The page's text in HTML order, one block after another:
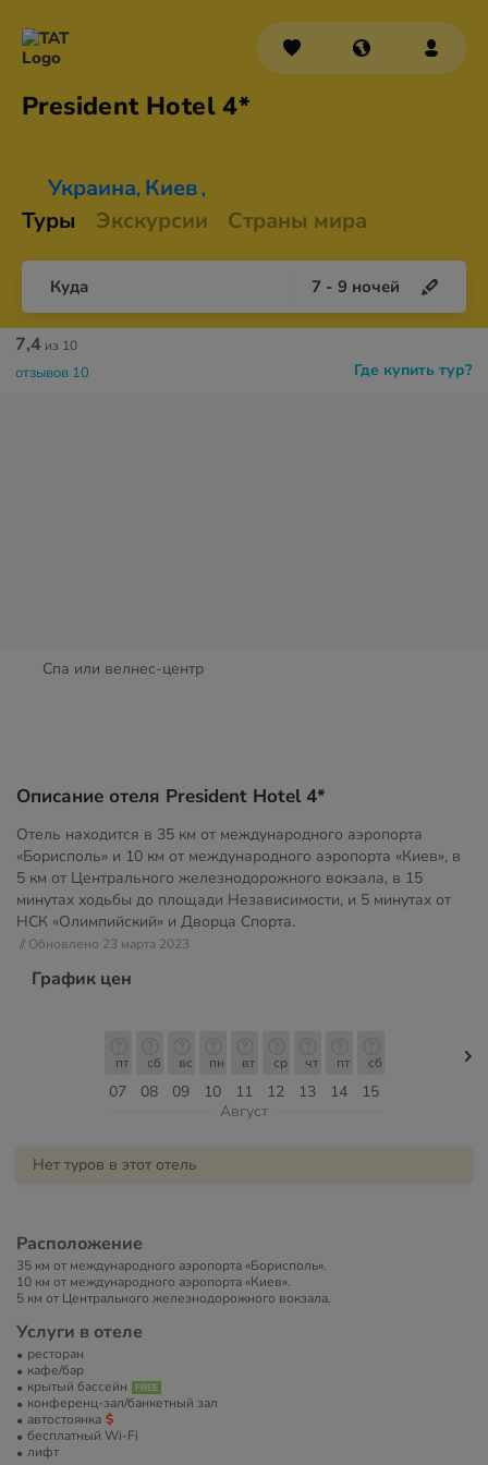
President Hotel 4*
Украина, Киев ,
Туры Экскурсии Страны мира
Куда 7 - 9 ночей
Где купить тур?
7,4 из 10
отзывов 10
Спа или велнес-центр
Описание отеля President Hotel 4*
Отель находится в 35 км от международного аэропорта
«Борисполь» и 10 км от международного аэропорта «Киев», в
5 км от Центрального железнодорожного вокзала, в 15
минутах ходьбы до площади Независимости, и 5 минутах от
НСК «Олимпийский» и Дворца Спорта.
// Обновлено 23 марта 2023
График цен
07
пт
08
сб
09
вс
10
пн
11
вт
12
ср
13
чт
14
пт
15
сб
Август
Нет туров в этот отель
Расположение
35 км от международного аэропорта «Борисполь».
10 км от международного аэропорта «Киев».
5 км от Центрального железнодорожного вокзала.
Услуги в отеле
ресторан
кафе/бар
крытый бассейн
конференц-зал/банкетный зал
автостоянка
бесплатный Wi-Fi
лифт